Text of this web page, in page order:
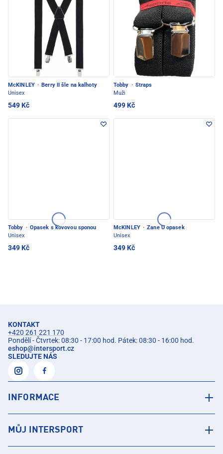
McKINLEY · Berry II šle na kalhoty
Unisex
549 Kč
Tobby · Straps
Muži
499 Kč
Tobby · Opasek s kovovou sponou
Unisex
349 Kč
McKINLEY · Zane U opasek
Unisex
349 Kč
KONTAKT
+420 261 221 170
Pondělí - Čtvrtek: 08:30 - 17:00 hod. Pátek: 08:30 - 16:00 hod.
eshop@intersport.cz
SLEDUJTE NÁS
INFORMACE
MŮJ INTERSPORT